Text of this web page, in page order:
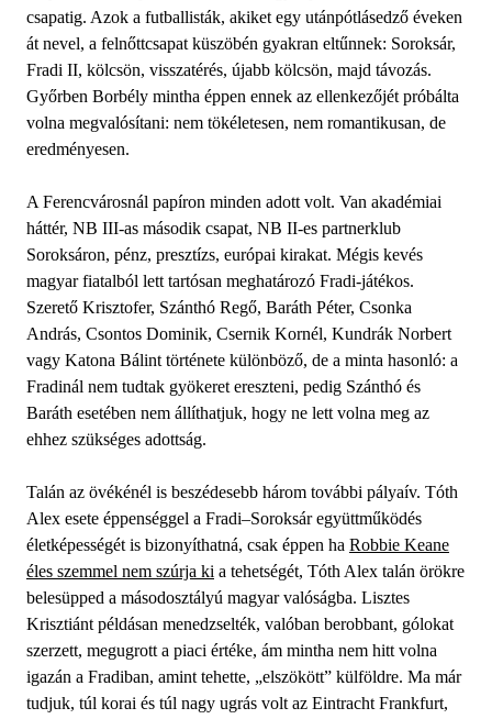
csapatig. Azok a futballisták, akiket egy utánpótlásedző éveken
át nevel, a felnőttcsapat küszöbén gyakran eltűnnek: Soroksár,
Fradi II, kölcsön, visszatérés, újabb kölcsön, majd távozás.
Győrben Borbély mintha éppen ennek az ellenkezőjét próbálta
volna megvalósítani: nem tökéletesen, nem romantikusan, de
eredményesen.
A Ferencvárosnál papíron minden adott volt. Van akadémiai
háttér, NB III-as második csapat, NB II-es partnerklub
Soroksáron, pénz, presztízs, európai kirakat. Mégis kevés
magyar fiatalból lett tartósan meghatározó Fradi-játékos.
Szerető Krisztofer, Szánthó Regő, Baráth Péter, Csonka
András, Csontos Dominik, Csernik Kornél, Kundrák Norbert
vagy Katona Bálint története különböző, de a minta hasonló: a
Fradinál nem tudtak gyökeret ereszteni, pedig Szánthó és
Baráth esetében nem állíthatjuk, hogy ne lett volna meg az
ehhez szükséges adottság.
Talán az övékénél is beszédesebb három további pályaív. Tóth
Alex esete éppenséggel a Fradi–Soroksár együttműködés
életképességét is bizonyíthatná, csak éppen ha Robbie Keane
éles szemmel nem szúrja ki a tehetségét, Tóth Alex talán örökre
belesüpped a másodosztályú magyar valóságba. Lisztes
Krisztiánt példásan menedzselték, valóban berobbant, gólokat
szerzett, megugrott a piaci értéke, ám mintha nem hitt volna
igazán a Fradiban, amint tehette, „elszökött” külföldre. Ma már
tudjuk, túl korai és túl nagy ugrás volt az Eintracht Frankfurt,